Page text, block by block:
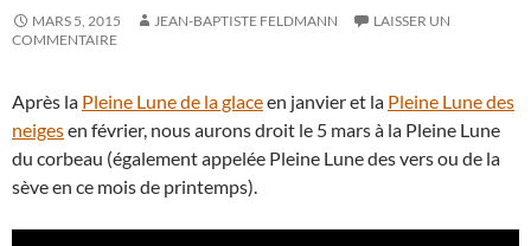
MARS 5, 2015 JEAN-BAPTISTE FELDMANN
LAISSER UN
COMMENTAIRE
Après la Pleine Lune de la glaceen janvier et la Pleine Lune des
neigesen février, nous aurons droit le 5 mars à la Pleine Lune
du corbeau (également appelée Pleine Lune des vers ou de la
sève en ce mois de printemps).